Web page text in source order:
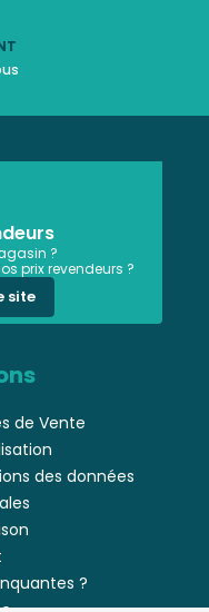
?
prix revendeurs ?
site
de Vente
des données
?